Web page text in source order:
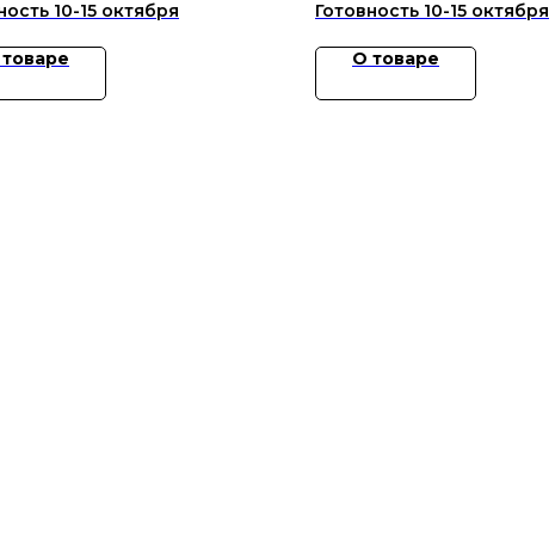
О товаре